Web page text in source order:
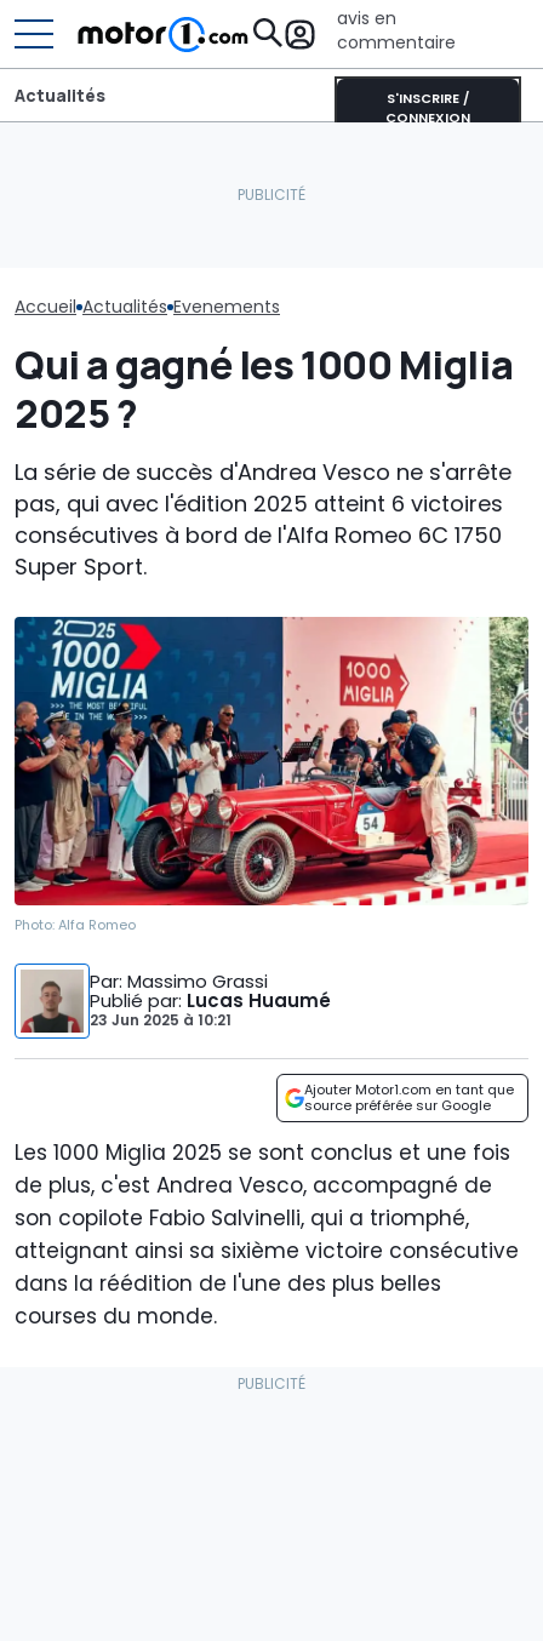
avis en
commentaire
S'INSCRIRE /
CONNEXION
Actualités
Accueil Actualités Evenements
Qui a gagné les 1000 Miglia
2025 ?
La série de succès d'Andrea Vesco ne s'arrête
pas, qui avec l'édition 2025 atteint 6 victoires
consécutives à bord de l'Alfa Romeo 6C 1750
Super Sport.
Photo:Alfa Romeo
Par: Massimo Grassi
Publié par: Lucas Huaumé
23 Jun 2025 à 10:21
Ajouter Motor1.com en tant que
source préférée sur Google
Les 1000 Miglia 2025 se sont conclus et une fois
de plus, c'est Andrea Vesco, accompagné de
son copilote Fabio Salvinelli, qui a triomphé,
atteignant ainsi sa sixième victoire consécutive
dans la réédition de l'une des plus belles
courses du monde.